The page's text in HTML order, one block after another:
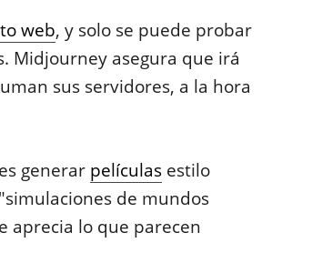
web, y solo se puede probar
Midjourney asegura que irá
sus servidores, a la hora
generar películasestilo
de mundos
aprecia lo que parecen